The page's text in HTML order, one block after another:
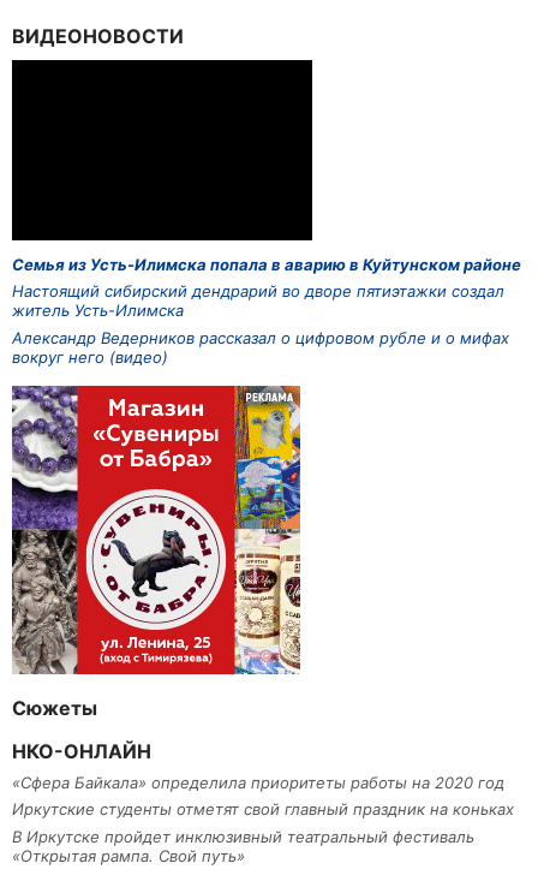
ВИДЕОНОВОСТИ
Семья из Усть-Илимска попала в аварию в Куйтунском районе
Настоящий сибирский дендрарий во дворе пятиэтажки создал
житель Усть-Илимска
Александр Ведерников рассказал о цифровом рубле и о мифах
вокруг него (видео)
Сюжеты
НКО-ОНЛАЙН
«Сфера Байкала» определила приоритеты работы на 2020 год
Иркутские студенты отметят свой главный праздник на коньках
В Иркутске пройдет инклюзивный театральный фестиваль
«Открытая рампа. Свой путь»